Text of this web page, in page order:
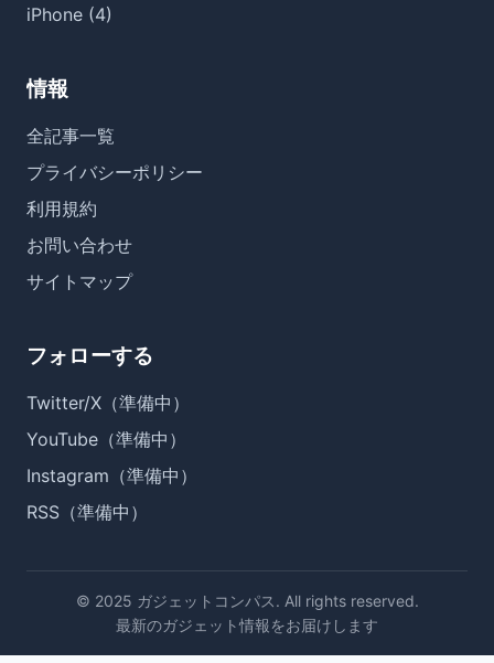
iPhone (4)
情報
全記事一覧
プライバシーポリシー
利用規約
お問い合わせ
サイトマップ
フォローする
Twitter/X（準備中）
YouTube（準備中）
Instagram（準備中）
RSS（準備中）
© 2025 ガジェットコンパス. All rights reserved.
最新のガジェット情報をお届けします